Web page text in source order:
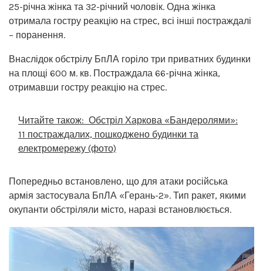
25-річна жінка та 32-річний чоловік. Одна жінка
отримала гостру реакцію на стрес, всі інші постраждалі
– поранення.
Внаслідок обстрілу БпЛА горіло три приватних будинки
на площі 600 м. кв. Постраждала 66-річна жінка,
отримавши гостру реакцію на стрес.
Читайте також: Обстріл Харкова «Бандеролями»:
11 постраждалих, пошкоджено будинки та
електромережу (фото)
Попередньо встановлено, що для атаки російська
армія застосувала БпЛА «Герань-2». Тип ракет, якими
окупанти обстріляли місто, наразі встановлюється.